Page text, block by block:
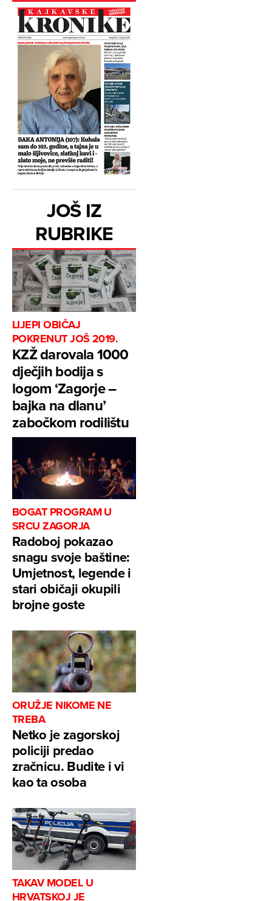
JOŠ IZ
RUBRIKE
LIJEPI OBIČAJ
POKRENUT JOŠ 2019.
KZŽ darovala 1000
dječjih bodija s
logom ‘Zagorje –
bajka na dlanu’
zabočkom rodilištu
BOGAT PROGRAM U
SRCU ZAGORJA
Radoboj pokazao
snagu svoje baštine:
Umjetnost, legende i
stari običaji okupili
brojne goste
ORUŽJE NIKOME NE
TREBA
Netko je zagorskoj
policiji predao
zračnicu. Budite i vi
kao ta osoba
TAKAV MODEL U
HRVATSKOJ JE